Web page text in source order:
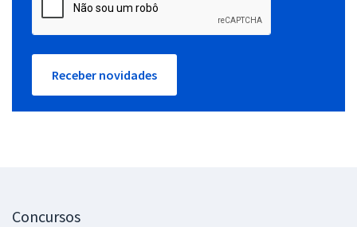
Receber novidades
Concursos